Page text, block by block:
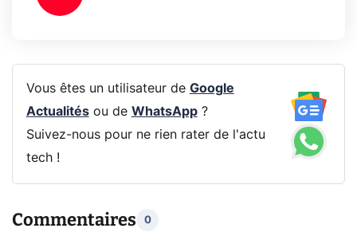
Vous êtes un utilisateur de Google
Actualitésou de WhatsApp?
Suivez-nous pour ne rien rater de l'actu
tech !
Commentaires 0